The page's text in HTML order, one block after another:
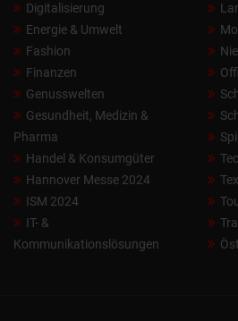
Digitalisierung
Energie & Umwelt
Fashion
Finanzen
Genusswelten
Gesundheit, Medizin &
Pharma
Handel & Konsumgüter
Hannover Messe 2024
ISM 2024
IT- &
Kommunikationslösungen